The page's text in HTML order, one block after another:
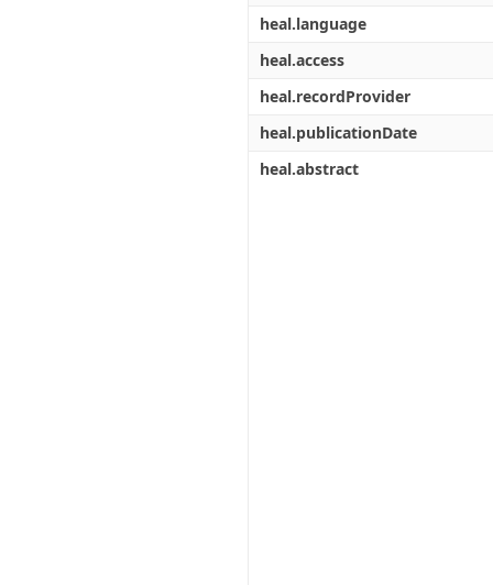
heal.language
heal.access
heal.recordProvider
heal.publicationDate
heal.abstract